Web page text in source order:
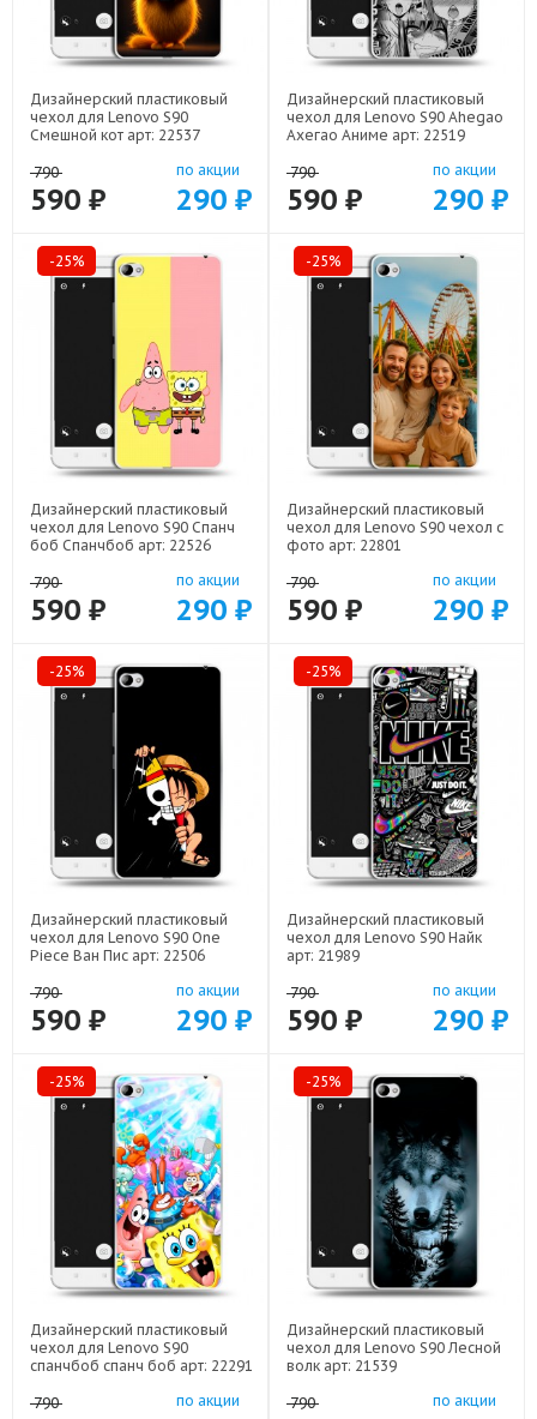
Дизайнерский пластиковый
чехол для Lenovo S90
Смешной кот арт: 22537
790
590 ₽
по акции
290 ₽
Дизайнерский пластиковый
чехол для Lenovo S90 Ahegao
Ахегао Аниме арт: 22519
790
590 ₽
по акции
290 ₽
-25%
Дизайнерский пластиковый
чехол для Lenovo S90 Спанч
боб Спанчбоб арт: 22526
790
590 ₽
по акции
290 ₽
-25%
Дизайнерский пластиковый
чехол для Lenovo S90 чехол с
фото арт: 22801
790
590 ₽
по акции
290 ₽
-25%
Дизайнерский пластиковый
чехол для Lenovo S90 One
Piece Ван Пис арт: 22506
790
590 ₽
по акции
290 ₽
-25%
Дизайнерский пластиковый
чехол для Lenovo S90 Найк
арт: 21989
790
590 ₽
по акции
290 ₽
-25%
Дизайнерский пластиковый
чехол для Lenovo S90
спанчбоб спанч боб арт: 22291
790 по акции
-25%
Дизайнерский пластиковый
чехол для Lenovo S90 Лесной
волк арт: 21539
790 по акции